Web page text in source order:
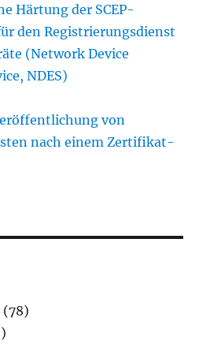
Härtung der SCEP-
den Registrierungsdienst
(Network Device
NDES)
von
nach einem Zertifikat-
(78)